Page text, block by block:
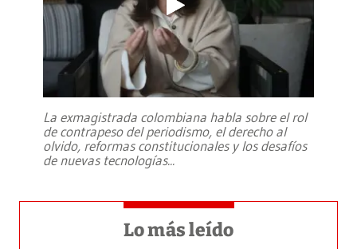
La exmagistrada colombiana habla sobre el rol
de contrapeso del periodismo, el derecho al
olvido, reformas constitucionales y los desafíos
de nuevas tecnologías...
Lo más leído